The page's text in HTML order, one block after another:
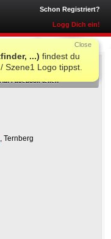
Schon Registriert?
Logg Dich ein!
...) findest du
Szene1 Logo tippst.
Close
ICH WAR AUCH DORT
Auf Facebook teilen
, Ternberg